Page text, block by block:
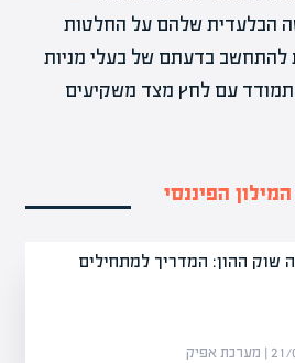
הבלעדית שלהם על החלטות
להתחשב בדעתם של בעלי מניות
עם לחץ מצד משקיעים
המילון הפיננסי
שוק ההון: המדריך למתחילים
אפיק